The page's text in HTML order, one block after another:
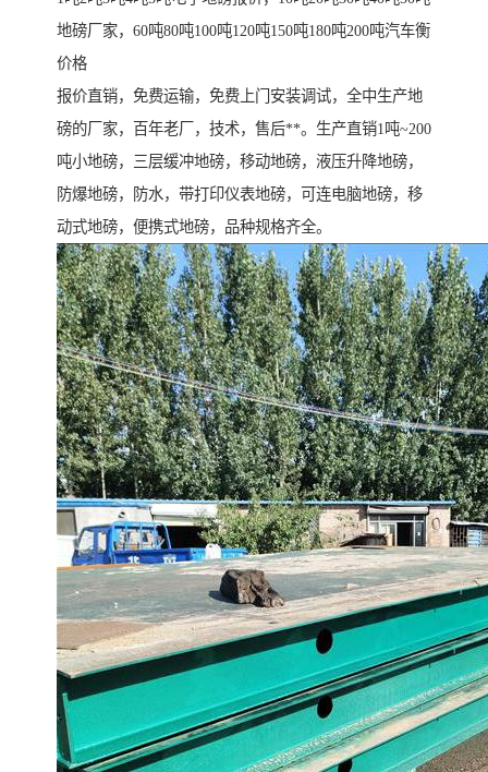
地磅厂家，60吨80吨100吨120吨150吨180吨200吨汽车衡
价格
报价直销，免费运输，免费上门安装调试，全中生产地
磅的厂家，百年老厂，技术，售后**。生产直销1吨~200
吨小地磅，三层缓冲地磅，移动地磅，液压升降地磅，
防爆地磅，防水，带打印仪表地磅，可连电脑地磅，移
动式地磅，便携式地磅，品种规格齐全。